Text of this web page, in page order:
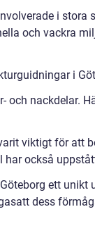
i stora
och vackra
i
och nackdelar.
viktigt för att
har också
ett unikt
dess